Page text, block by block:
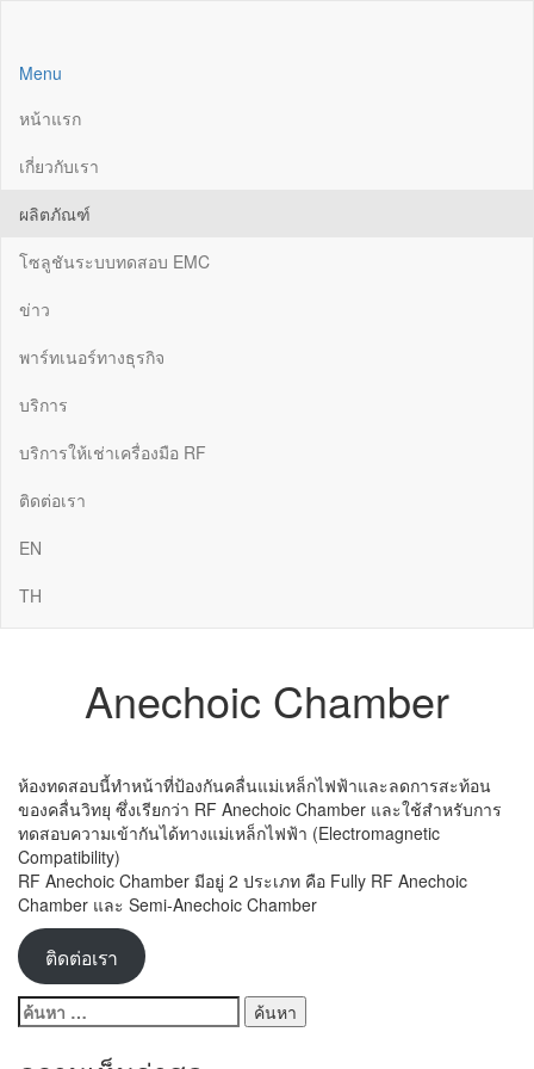
content
Menu
หน้าแรก
เกี่ยวกับเรา
ผลิตภัณฑ์
โซลูชันระบบทดสอบ EMC
ข่าว
พาร์ทเนอร์ทางธุรกิจ
บริการ
บริการให้เช่าเครื่องมือ RF
ติดต่อเรา
EN
TH
Anechoic Chamber
ห้องทดสอบนี้ทำหน้าที่ป้องกันคลื่นแม่เหล็กไฟฟ้าและลดการสะท้อน
ของคลื่นวิทยุ ซึ่งเรียกว่า RF Anechoic Chamber และใช้สำหรับการ
ทดสอบความเข้ากันได้ทางแม่เหล็กไฟฟ้า (Electromagnetic
Compatibility)
RF Anechoic Chamber มีอยู่ 2 ประเภท คือ Fully RF Anechoic
Chamber และ Semi-Anechoic Chamber
ติดต่อเรา
ค้นหา
สำหรับ: